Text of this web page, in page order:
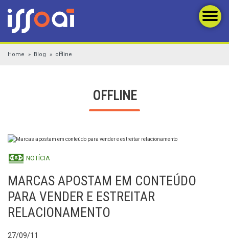
Home Blog offline
OFFLINE
NOTÍCIA
MARCAS APOSTAM EM CONTEÚDO
PARA VENDER E ESTREITAR
RELACIONAMENTO
27/09/11